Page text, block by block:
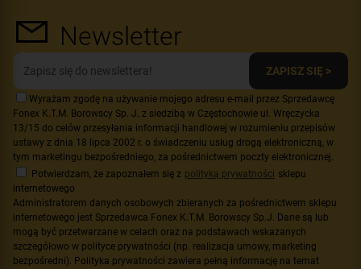
Newsletter
ZAPISZ SIĘ >
Wyrażam zgodę na używanie mojego adresu e-mail przez Sprzedawcę
Fonex K.T.M. Borowscy Sp. J. z siedzibą w Częstochowie ul. Wręczycka
13/15 do celów przesyłania informacji handlowej w rozumieniu przepisów
ustawy z dnia 18 lipca 2002 r. o świadczeniu usług drogą elektroniczną, w
tym marketingu bezpośredniego, za pośrednictwem poczty elektronicznej.
Potwierdzam, że zapoznałem się z polityką prywatności sklepu
internetowego
Administratorem danych osobowych zbieranych za pośrednictwem sklepu
internetowego jest Sprzedawca Fonex K.T.M. Borowscy Sp.J. Dane są lub
mogą być przetwarzane w celach oraz na podstawach wskazanych
szczegółowo w polityce prywatności (np. realizacja umowy, marketing
bezpośredni). Polityka prywatności zawiera pełną informację na temat